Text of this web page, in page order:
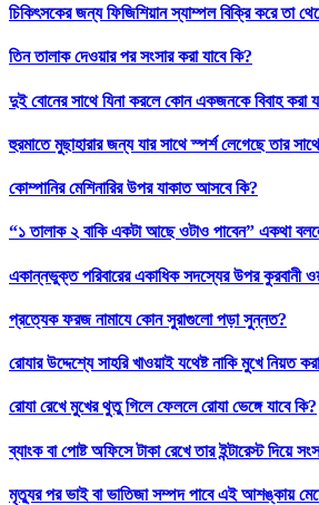
চিকিৎসকের জন্য ফিজিশিয়ান স্যাম্পল বিক্রি করে তা
তিন তালাক দেওয়ার পর সংসার করা যাবে কি?
দুই বোনের সাথে যিনা করলে কোন একজনকে বিবাহ করা
হুরমাতে মুছাহারার জন্য যার সাথে স্পর্শ লেগেছে তার
কোম্পানির মেশিনারির উপর যাকাত আসবে কি?
“১ তালাক ২ বাকি একটা আছে ওটাও পাবেন” একথা
একান্নভুক্ত পরিবারের একাধিক সদস্যের উপর কুরবানী
প্রত্যেক ফরজ নামাযে কোন সুরাগুলো পড়া সুন্নত?
রোযার উদ্দেশ্যে সাহরি খাওয়াই যথেষ্ট নাকি মুখে নিয়ত
রোযা রেখে মুখের থুতু গিলে ফেললে রোযা ভেঙ্গে যাবে কি?
ব্যাংক বা পোষ্ট অফিসে টাকা রেখে তার ইন্টারেস্ট দিয়ে
মৃত্যুর পর ভাই বা ভাতিজা সম্পদ পাবে এই আশঙ্কায়